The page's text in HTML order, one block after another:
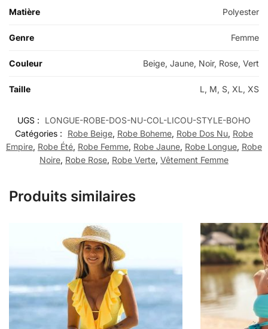
Matière Polyester
Genre Femme
Couleur Beige, Jaune, Noir, Rose, Vert
Taille L, M, S, XL, XS
UGS :
LONGUE-ROBE-DOS-NU-COL-LICOU-STYLE-BOHO
Catégories :
Robe Beige, Robe Boheme, Robe Dos Nu, Robe
Empire, Robe Été, Robe Femme, Robe Jaune, Robe Longue, Robe
Noire, Robe Rose, Robe Verte, Vêtement Femme
Produits similaires